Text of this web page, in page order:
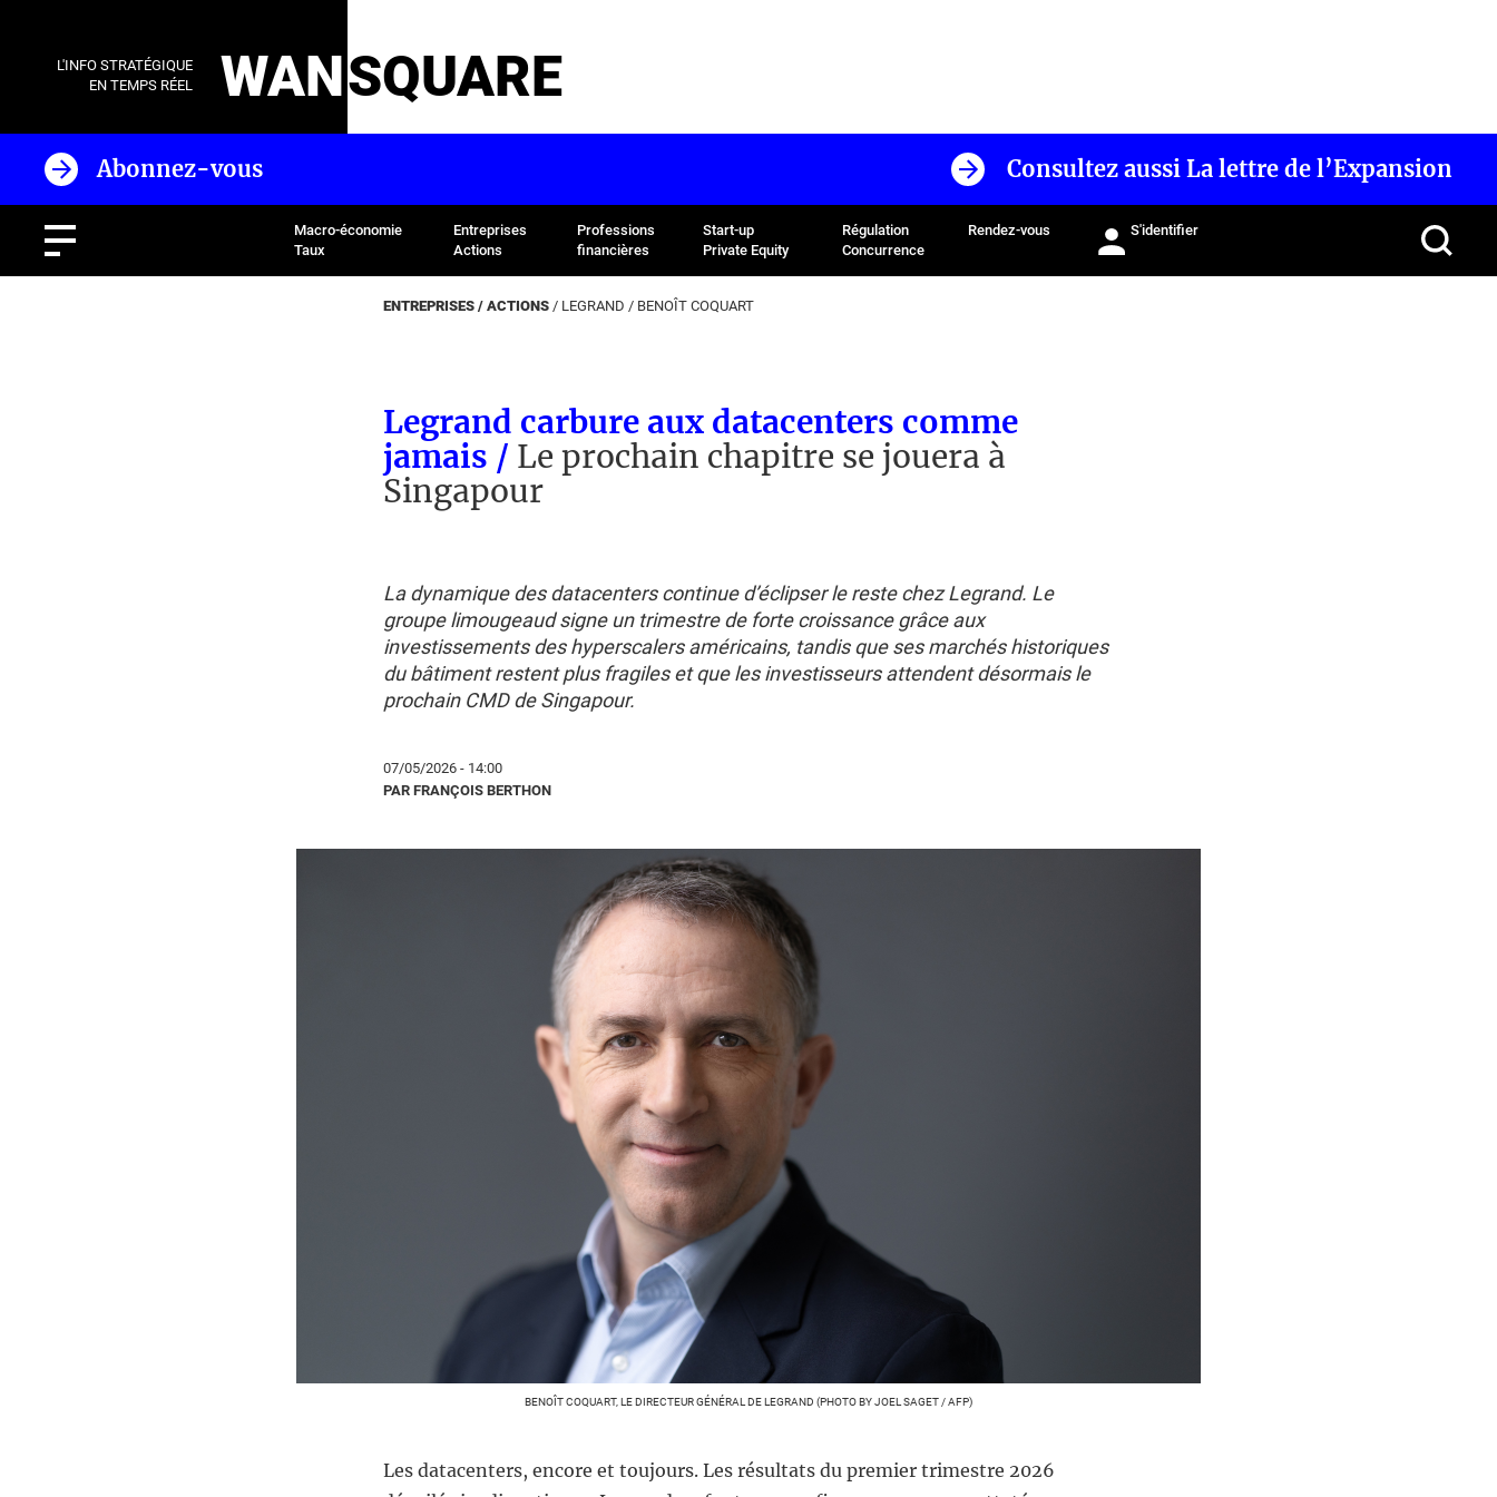
L'INFO STRATÉGIQUE
EN TEMPS RÉEL
WANSQUARE
Abonnez-vous Consultez aussi La lettre de l’Expansion
Macro-économie
Taux
Entreprises
Actions
Professions
financières
Start-up
Private Equity
Régulation
Concurrence
Rendez-vous S'identifier
ENTREPRISES / ACTIONS / LEGRAND / BENOÎT COQUART
Legrand carbure aux datacenters comme
jamais / Le prochain chapitre se jouera à
Singapour
La dynamique des datacenters continue d’éclipser le reste chez Legrand. Le
groupe limougeaud signe un trimestre de forte croissance grâce aux
investissements des hyperscalers américains, tandis que ses marchés historiques
du bâtiment restent plus fragiles et que les investisseurs attendent désormais le
prochain CMD de Singapour.
07/05/2026 - 14:00
PAR FRANÇOIS BERTHON
BENOÎT COQUART, LE DIRECTEUR GÉNÉRAL DE LEGRAND (PHOTO BY JOEL SAGET / AFP)
Les datacenters, encore et toujours. Les résultats du premier trimestre 2026